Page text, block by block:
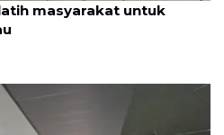
masyarakat untuk